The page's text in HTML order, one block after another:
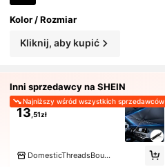
Kolor / Rozmiar
Kliknij, aby kupić
Inni sprzedawcy na SHEIN
Najniższy wśród wszystkich sprzedawców
13 ,51zł
DomesticThreadsBoutique